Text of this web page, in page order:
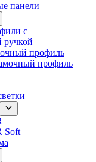
панели
с
ручкой
профиль
профиль
Soft